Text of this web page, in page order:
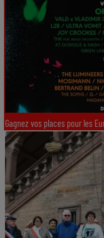
Gagnez vos places pour les